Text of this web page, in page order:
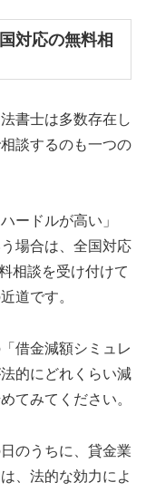
対応の無料相
書士は多数存在し
談するのも一つの
ードルが高い」
場合は、全国対応
相談を受け付けて
道です。
借金減額シミュレ
的にどれくらい減
てみてください。
のうちに、貸金業
、法的な効力によ